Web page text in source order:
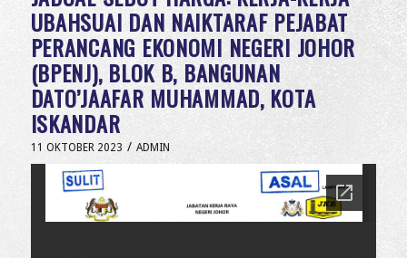
UBAHSUAI DAN NAIKTARAF PEJABAT
PERANCANG EKONOMI NEGERI JOHOR
(BPENJ), BLOK B, BANGUNAN
DATO’JAAFAR MUHAMMAD, KOTA
ISKANDAR
11 OKTOBER 2023 / ADMIN